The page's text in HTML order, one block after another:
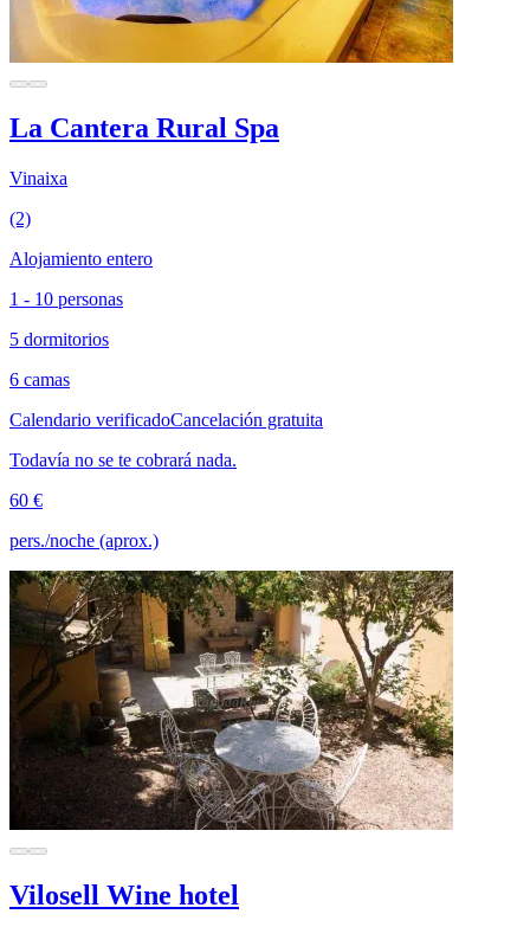
La Cantera Rural Spa
Vinaixa
(2)
Alojamiento entero
1 - 10 personas
5 dormitorios
6 camas
Calendario verificadoCancelación gratuita
Todavía no se te cobrará nada.
60 €
pers./noche (aprox.)
Vilosell Wine hotel